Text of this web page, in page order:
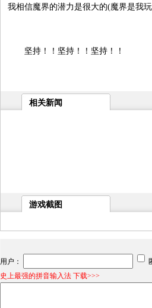
我相信魔界的潜力是很大的(魔界是我
坚持！！坚持！！坚持！！
相关新闻
游戏截图
用户：
史上最强的拼音输入法 下载>>>